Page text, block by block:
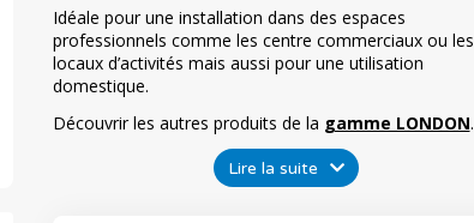
Idéale pour une installation dans des espaces
professionnels comme les centre commerciaux ou les
locaux d’activités mais aussi pour une utilisation
domestique.
Découvrir les autres produits de la gamme LONDON.
Lire la suite